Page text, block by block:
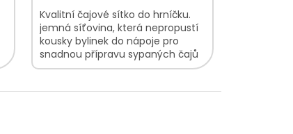
Kvalitní čajové sítko do hrníčku.
jemná síťovina, která nepropustí
kousky bylinek do nápoje pro
snadnou přípravu sypaných čajů
praktická rukojeť pro louhování